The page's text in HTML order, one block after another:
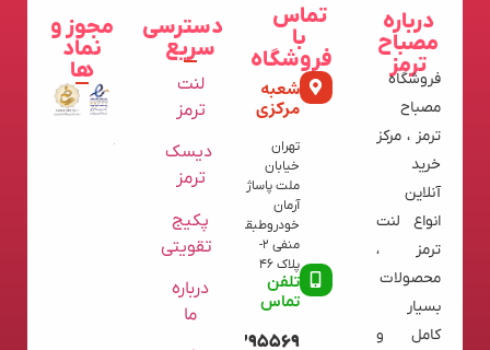
درباره
مصباح
ترمز
فروشگاه
مصباح
ترمز ، مرکز
خرید
آنلاین
انواع لنت
ترمز ،
محصولات
بسیار
کامل و
تماس
با
فروشگاه
شعبه
مرکزی
تهران
خیابان
ملت پاساژ
آرمان
خودروطبقه
منفی 2-
پلاک 46
تلفن
تماس
09120395569
دسترسی
سریع
لنت
ترمز
دیسک
ترمز
پکیج
تقویتی
درباره
ما
مجوز و
نماد
ها